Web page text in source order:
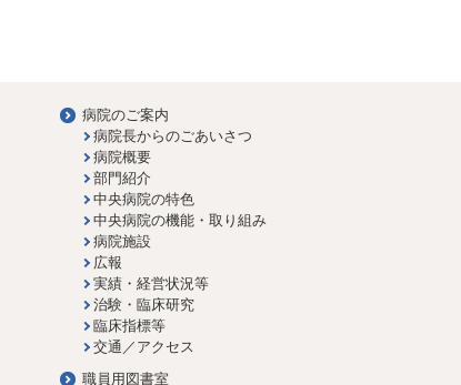
病院のご案内
病院長からのごあいさつ
病院概要
部門紹介
中央病院の特色
中央病院の機能・取り組み
病院施設
広報
実績・経営状況等
治験・臨床研究
臨床指標等
交通／アクセス
職員用図書室